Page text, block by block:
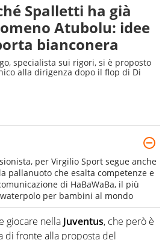
Spalletti ha già
Atubolu: idee
bianconera
specialista sui rigori, si è proposto
alla dirigenza dopo il flop di Di
per Virgilio Sport segue anche
pallanuoto che esalta competenze e
di HaBaWaBa, il più
per bambini al mondo
giocare nella Juventus, che però è
di fronte alla proposta del